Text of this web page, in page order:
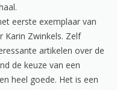
eerste exemplaar van
Karin Zwinkels. Zelf
artikelen over de
de keuze van een
heel goede. Het is een